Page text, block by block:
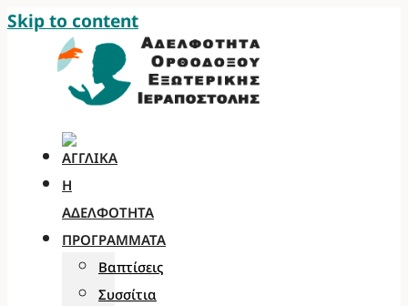
Skip to content
Η
ΑΔΕΛΦΌΤΗΤΑ
ΠΡΟΓΡΆΜΜΑΤΑ
Βαπτίσεις
Συσσίτια